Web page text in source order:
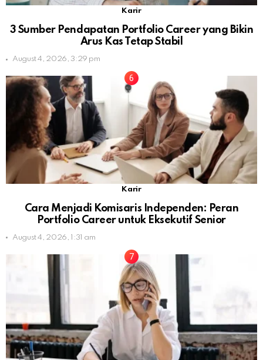
Karir
3 Sumber Pendapatan Portfolio Career yang Bikin
Arus Kas Tetap Stabil
August 4, 2026, 3:29 pm
Karir
Cara Menjadi Komisaris Independen: Peran
Portfolio Career untuk Eksekutif Senior
August 4, 2026, 1:31 am